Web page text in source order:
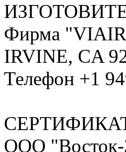
Фирма "VIAIR
IRVINE, CA
Телефон +1
ООО "Восток-